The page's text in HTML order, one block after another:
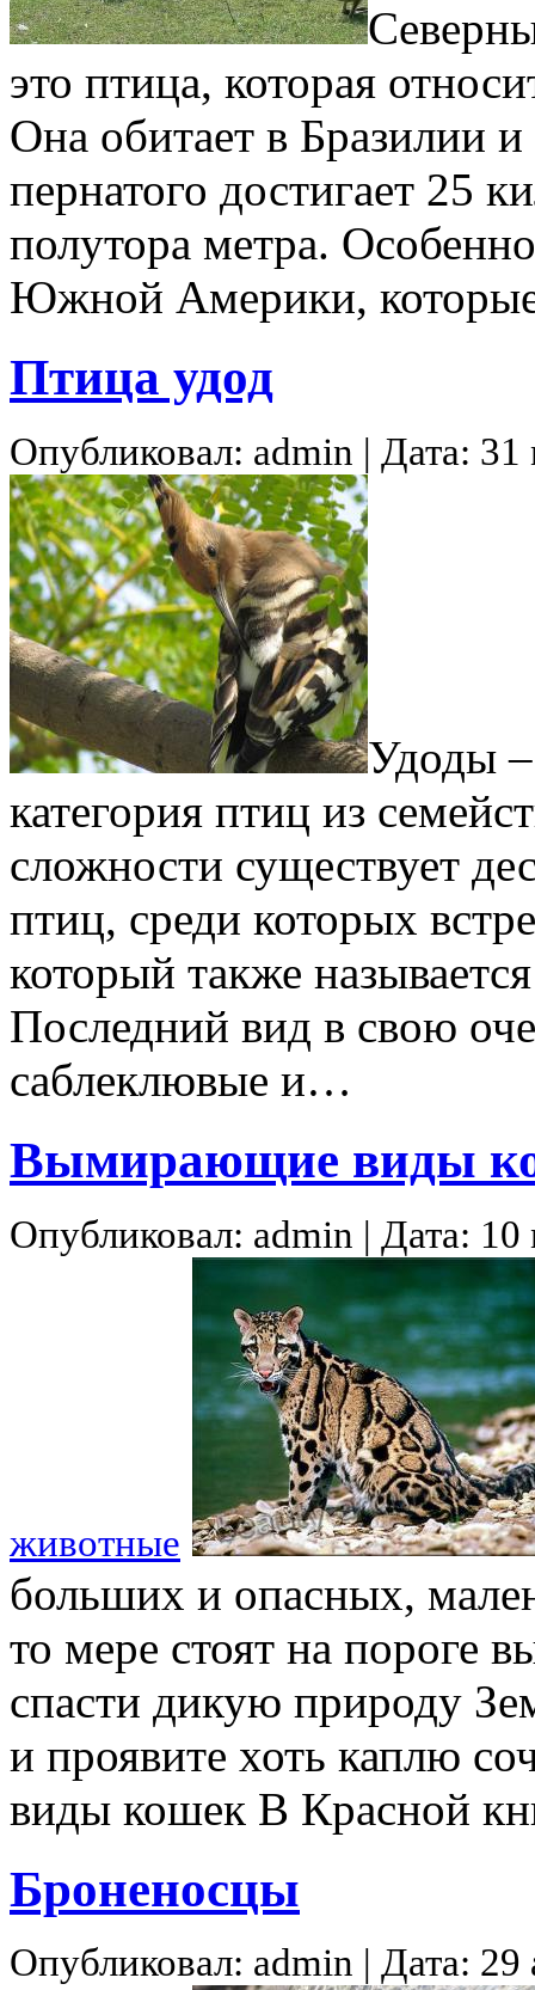
это птица, которая
Она обитает в Бразилии
пернатого достигает 25
полутора метра.
Южной Америки,
Птица удод
Опубликовал: admin | Дата:
Удоды –
категория птиц из
сложности существует
птиц, среди которых
который также
Последний вид в свою
саблеклювые и…
Вымирающие виды
Опубликовал: admin | Дата:
животные
больших и опасных,
то мере стоят на пороге
спасти дикую природу
и проявите хоть каплю
виды кошек В Красной
Броненосцы
Опубликовал: admin | Дата: